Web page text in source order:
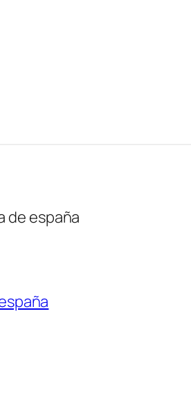
de españa